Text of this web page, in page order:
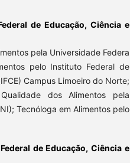
de Educação, Ciência e
pela Universidade Federa
pelo Instituto Federal de
Campus Limoeiro do Norte;
dos Alimentos pela
Tecnóloga em Alimentos pelo
de Educação, Ciência e